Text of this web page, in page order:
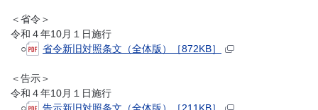
＜省令＞
令和４年10月１日施行
○
省令新旧対照条文（全体版）［872KB］
＜告示＞
令和４年10月１日施行